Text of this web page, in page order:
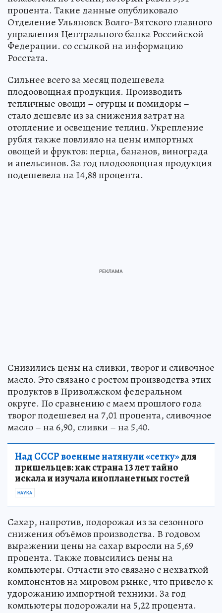
процента. Такие данные опубликовало
Отделение Ульяновск Волго-Вятского главного
управления Центрального банка Российской
Федерации. со ссылкой на информацию
Росстата.
Сильнее всего за месяц подешевела
плодоовощная продукция. Производить
тепличные овощи – огурцы и помидоры –
стало дешевле из за снижения затрат на
отопление и освещение теплиц. Укрепление
рубля также повлияло на цены импортных
овощей и фруктов: перца, бананов, винограда
и апельсинов. За год плодоовощная продукция
подешевела на 14,88 процента.
Снизились цены на сливки, творог и сливочное
масло. Это связано с ростом производства этих
продуктов в Приволжском федеральном
округе. По сравнению с маем прошлого года
творог подешевел на 7,01 процента, сливочное
масло – на 6,90, сливки – на 5,40.
Над СССР военные натянули «сетку»для
пришельцев: как страна 13 лет тайно
искала и изучала инопланетных гостей
НАУКА
Сахар, напротив, подорожал из за сезонного
снижения объёмов производства. В годовом
выражении цены на сахар выросли на 5,69
процента. Также повысились цены на
компьютеры. Отчасти это связано с нехваткой
компонентов на мировом рынке, что привело к
удорожанию импортной техники. За год
компьютеры подорожали на 5,22 процента.